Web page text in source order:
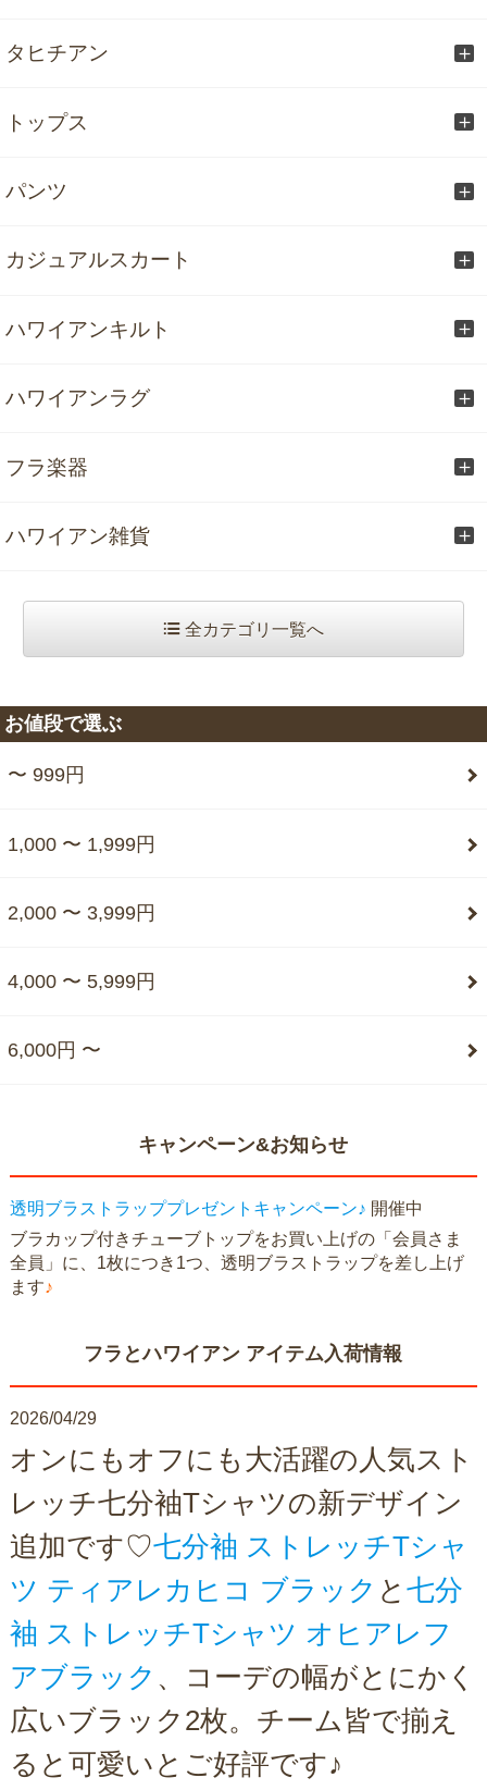
タヒチアン
トップス
パンツ
カジュアルスカート
ハワイアンキルト
ハワイアンラグ
フラ楽器
ハワイアン雑貨
全カテゴリ一覧へ
お値段で選ぶ
〜 999円
1,000 〜 1,999円
2,000 〜 3,999円
4,000 〜 5,999円
6,000円 〜
キャンペーン&お知らせ
透明ブラストラッププレゼントキャンペーン♪ 開催中
ブラカップ付きチューブトップをお買い上げの「会員さま
全員」に、1枚につき1つ、透明ブラストラップを差し上げ
ます♪
フラとハワイアン アイテム入荷情報
2026/04/29
オンにもオフにも大活躍の人気スト
レッチ七分袖Tシャツの新デザイン
追加です♡七分袖 ストレッチTシャ
ツ ティアレカヒコ ブラック と 七分
袖 ストレッチTシャツ オヒアレフ
アブラック 、コーデの幅がとにかく
広いブラック2枚。チーム皆で揃え
ると可愛いとご好評です♪